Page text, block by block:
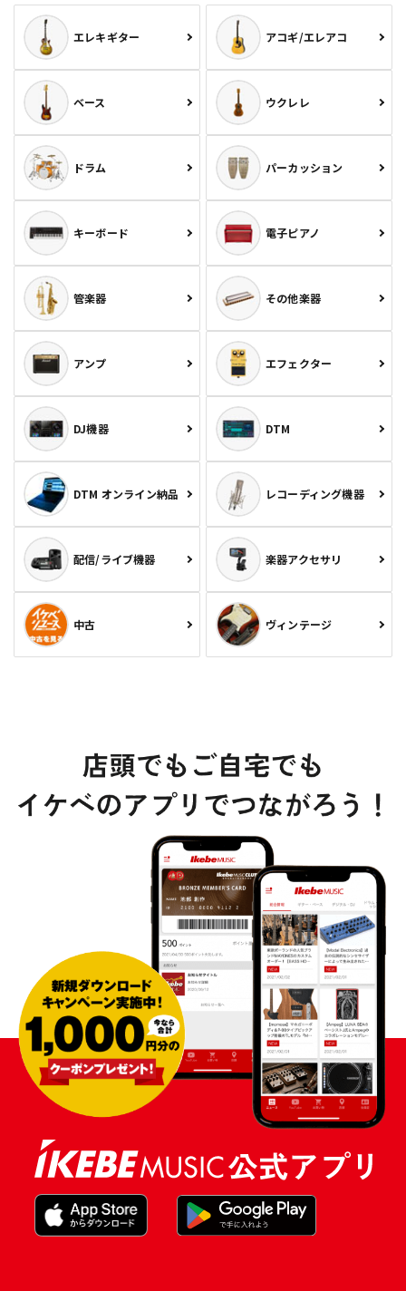
エレキギター アコギ/エレアコ
ベース ウクレレ
ドラム パーカッション
キーボード 電子ピアノ
管楽器 その他楽器
アンプ エフェクター
DJ機器 DTM
DTM オンライン納品 レコーディング機器
配信/ライブ機器 楽器アクセサリ
中古 ヴィンテージ